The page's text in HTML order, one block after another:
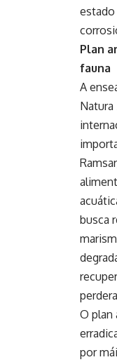
estado
Plan
fauna
A
busca
O plan
por